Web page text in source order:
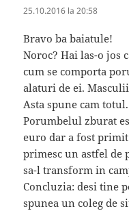
25.10.2016 la 20:58
Bravo ba baiatule!
Noroc? Hai las-o jos
cum se comporta
alaturi de ei.
Asta spune cam totul.
Porumbelul zburat
euro dar a fost primit
primesc un astfel de
sa-l transform in
Concluzia: desi tine
spunea un coleg de